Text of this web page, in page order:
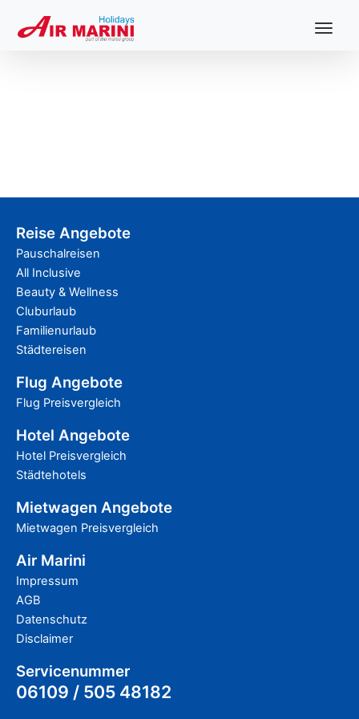
Reise Angebote
Pauschalreisen
All Inclusive
Beauty & Wellness
Cluburlaub
Familienurlaub
Städtereisen
Flug Angebote
Flug Preisvergleich
Hotel Angebote
Hotel Preisvergleich
Städtehotels
Mietwagen Angebote
Mietwagen Preisvergleich
Air Marini
Impressum
AGB
Datenschutz
Disclaimer
Servicenummer
06109 / 505 48182